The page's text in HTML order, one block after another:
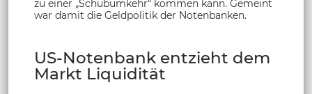
zu einer „Schubumkehr“ kommen kann. Gemeint
war damit die Geldpolitik der Notenbanken.
US-Notenbank entzieht dem
Markt Liquidität